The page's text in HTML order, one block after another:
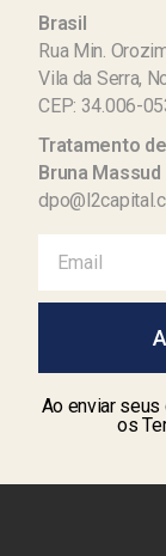
Brasil
Rua Min.
Vila da Serra,
CEP: 34.006-
Tratamento
Bruna Massud
Ao enviar
os